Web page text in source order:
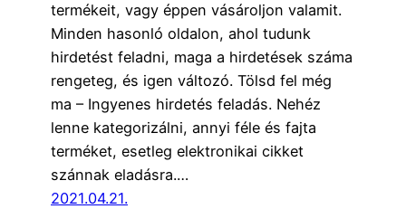
termékeit, vagy éppen vásároljon valamit.
Minden hasonló oldalon, ahol tudunk
hirdetést feladni, maga a hirdetések száma
rengeteg, és igen változó. Tölsd fel még
ma – Ingyenes hirdetés feladás. Nehéz
lenne kategorizálni, annyi féle és fajta
terméket, esetleg elektronikai cikket
szánnak eladásra.…
2021.04.21.